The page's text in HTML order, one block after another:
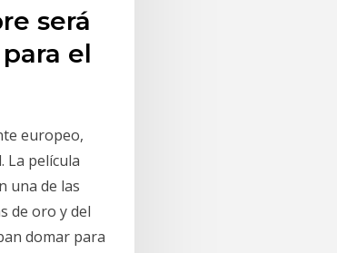
será
el
europeo,
La película
una de las
de oro y del
domar para